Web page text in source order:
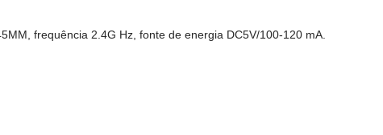
frequência 2.4G Hz, fonte de energia DC5V/100-120 mA.